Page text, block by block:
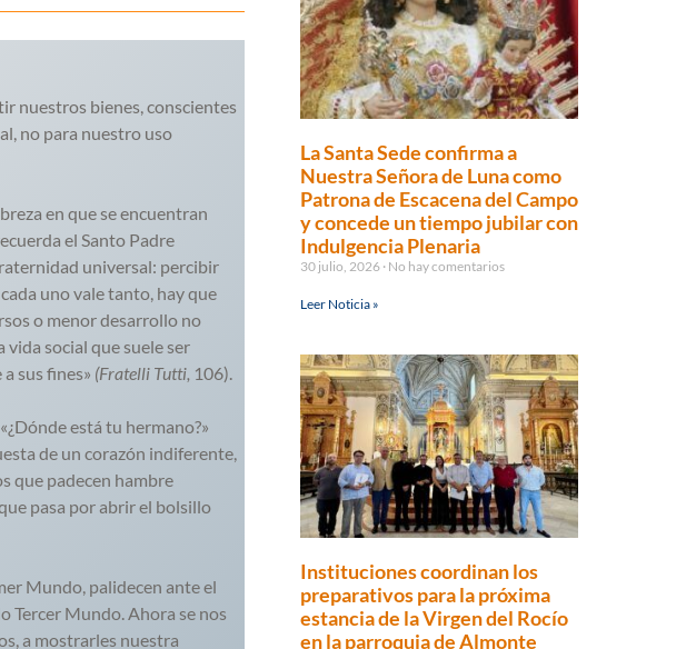
nuestros bienes, conscientes
no para nuestro uso
en que se encuentran
el Santo Padre
universal: percibir
uno vale tanto, hay que
o menor desarrollo no
social que suele ser
sus fines» (Fratelli Tutti, 106).
está tu hermano?»
de un corazón indiferente,
que padecen hambre
pasa por abrir el bolsillo
Mundo, palidecen ante el
Tercer Mundo. Ahora se nos
a mostrarles nuestra
La Santa Sede confirma a
Nuestra Señora de Luna como
Patrona de Escacena del Campo
y concede un tiempo jubilar con
Indulgencia Plenaria
30 julio, 2026 No hay comentarios
Leer Noticia »
Instituciones coordinan los
preparativos para la próxima
estancia de la Virgen del Rocío
en la parroquia de Almonte